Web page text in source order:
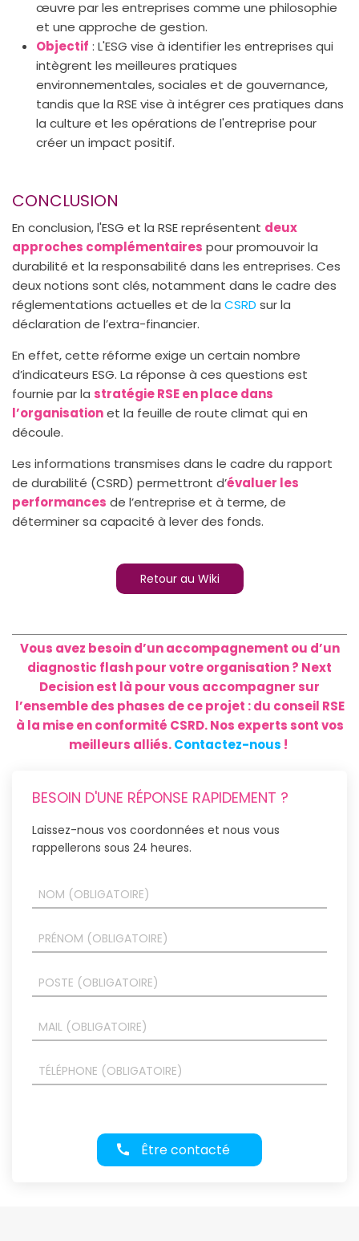
œuvre par les entreprises comme une philosophie
et une approche de gestion.
Objectif : L'ESG vise à identifier les entreprises qui
intègrent les meilleures pratiques
environnementales, sociales et de gouvernance,
tandis que la RSE vise à intégrer ces pratiques dans
la culture et les opérations de l'entreprise pour
créer un impact positif.
CONCLUSION
En conclusion, l'ESG et la RSE représentent deux
approches complémentaires pour promouvoir la
durabilité et la responsabilité dans les entreprises. Ces
deux notions sont clés, notamment dans le cadre des
réglementations actuelles et de la CSRD sur la
déclaration de l’extra-financier.
En effet, cette réforme exige un certain nombre
d’indicateurs ESG. La réponse à ces questions est
fournie par la stratégie RSE en place dans
l’organisationet la feuille de route climat qui en
découle.
Les informations transmises dans le cadre du rapport
de durabilité (CSRD) permettront d’évaluer les
performances de l’entreprise et à terme, de
déterminer sa capacité à lever des fonds.
Retour au Wiki
Vous avez besoin d’un accompagnement ou d’un
diagnostic flash pour votre organisation ? Next
Decision est là pour vous accompagner sur
l’ensemble des phases de ce projet : du conseil RSE
à la mise en conformité CSRD. Nos experts sont vos
meilleurs alliés.Contactez-nous !
BESOIN D'UNE RÉPONSE RAPIDEMENT ?
Laissez-nous vos coordonnées et nous vous
rappellerons sous 24 heures.
Être contacté